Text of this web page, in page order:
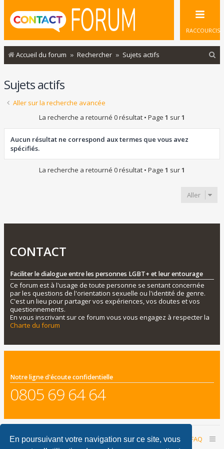
En poursuivant votre navigation sur ce site, vous
RACCOURCIS
Accueil du forum Rechercher Sujets actifs
Sujets actifs
Aller sur la recherche avancée
La recherche a retourné 0 résultat • Page 1 sur1
Aucun résultat ne correspond aux termes que vous avez
spécifiés.
La recherche a retourné 0 résultat • Page 1 sur1
Aller
CONTACT
Faciliter le dialogue entre les personnes LGBT+ et leur entourage
Ce forum est à l'usage de toute personne se sentant concernée
par les questions de l'orientation sexuelle ou l'identité de genre.
C'est un lieu pour partager vos expériences, vos doutes et vos
questionnements.
En vous inscrivant sur ce forum vous vous engagez à respecter la
Charte du forum
Notre ligne d'écoute confidentielle
0805 69 64 64
Accueil du forum FAQ
Nous contacter